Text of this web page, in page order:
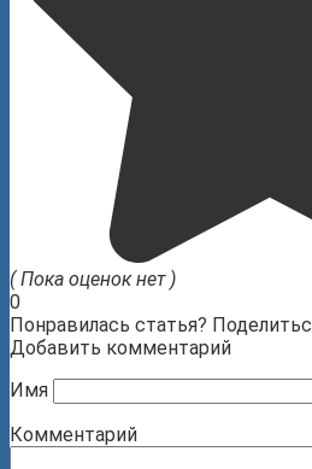
( Пока оценок нет )
0
Понравилась статья?
Добавить комментарий
Имя
Комментарий